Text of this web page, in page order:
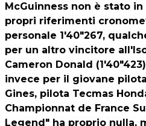
McGuinness non è stato
propri riferimenti
personale 1'40"267,
per un altro vincitore
Cameron Donald
invece per il giovane
Gines, pilota Tecmas
Championnat de France
Legend" ha proprio nulla,